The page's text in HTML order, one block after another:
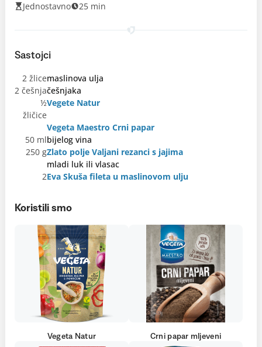
Jednostavno
25 min
Sastojci
2 žlicemaslinova ulja
2 češnjačešnjaka
½
žličice
Vegete Natur
Vegeta Maestro Crni papar
50 mlbijelog vina
250 gZlato polje Valjani rezanci s jajima
mladi luk ili vlasac
2Eva Skuša fileta u maslinovom ulju
Koristili smo
Vegeta Natur Crni papar mljeveni